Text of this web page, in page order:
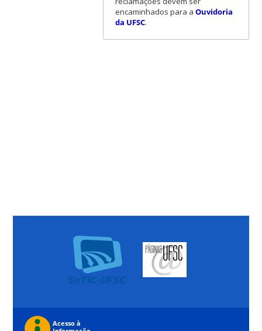
encaminhados para a Ouvidoria
da UFSC.